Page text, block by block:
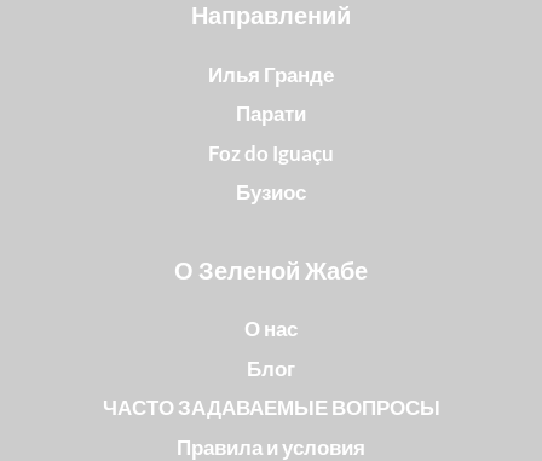
Направлений
Илья Гранде
Парати
Foz do Iguaçu
Бузиос
О Зеленой Жабе
О нас
Блог
ЧАСТО ЗАДАВАЕМЫЕ ВОПРОСЫ
Правила и условия